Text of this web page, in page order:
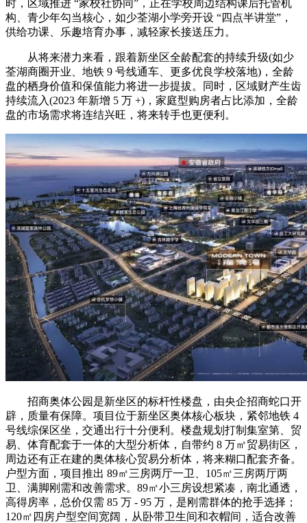
时，区域推进 “家校社协同”，正在学校周边结构课后托管机
构、青少年勾当核心，如少荃湖小学旁开设 “四点半讲堂”，
供给功课、乐趣培育办事，减轻家长接送压力。
从将来潜力来看，跟着新坐区全龄配套的持续升级(如少
荃湖商圈开业、地铁 9 号线通车、更多优良学校落地)，全龄
盘的栖身价值和保值能力将进一步提拔。同时，区域财产生齿
持续流入(2023 年新增 5 万 +)，家庭型购房者占比添加，全龄
盘的市场需求将连结兴旺，将来转手也更便利。
招商奥体公园是新坐区的标杆性楼盘，由央企招商蛇口开
辟，质量有保障。项目位于新坐区奥体核心板块，紧邻地铁 4
号线综保区坐，交通出行十分便利。楼盘规划打制集室第、贸
易、体育配套于一体的大型分析体，自带约 8 万㎡贸易街区，
周边还有正在建的奥体核心贸易分析体，将来糊口配套齐备。
户型方面，项目推出 89㎡三房两厅一卫、105㎡三房两厅两
卫、满脚刚需和改善需求。89㎡小三房设想紧凑，南北通透，
高得房率，总价仅需 85 万 - 95 万，是刚需群体的抢手选择；
120㎡四房户型空间宽阔，从卧带卫生间和衣帽间，适合改善